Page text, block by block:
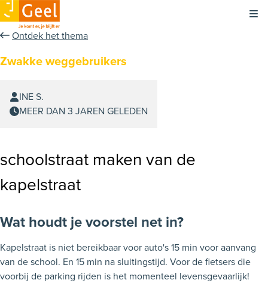
Ontdek het thema
Zwakke weggebruikers
INE S.
MEER DAN 3 JAREN GELEDEN
schoolstraat maken van de
kapelstraat
Wat houdt je voorstel net in?
Kapelstraat is niet bereikbaar voor auto's 15 min voor aanvang
van de school. En 15 min na sluitingstijd. Voor de fietsers die
voorbij de parking rijden is het momenteel levensgevaarlijk!